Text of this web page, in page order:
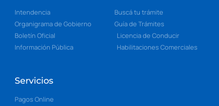
Intendencia
Organigrama de Gobierno
Boletín Oficial
Información Pública
Buscá tu trámite
Guía de Trámites
Licencia de Conducir
Habilitaciones Comerciales
Servicios
Pagos Online